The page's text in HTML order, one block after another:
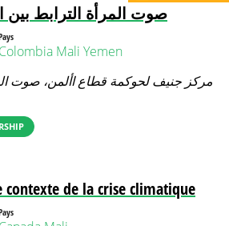
صوت المرأة الترابط بين
Colombia Mali Yemen
مركز جنيف لحوكمة قطاع األمن، صوت
de la crise climatique